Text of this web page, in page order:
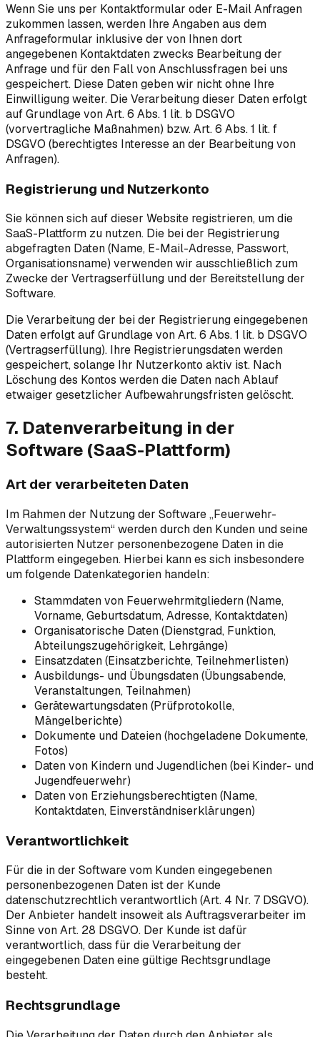
Wenn Sie uns per Kontaktformular oder E-Mail Anfragen
zukommen lassen, werden Ihre Angaben aus dem
Anfrageformular inklusive der von Ihnen dort
angegebenen Kontaktdaten zwecks Bearbeitung der
Anfrage und für den Fall von Anschlussfragen bei uns
gespeichert. Diese Daten geben wir nicht ohne Ihre
Einwilligung weiter. Die Verarbeitung dieser Daten erfolgt
auf Grundlage von Art. 6 Abs. 1 lit. b DSGVO
(vorvertragliche Maßnahmen) bzw. Art. 6 Abs. 1 lit. f
DSGVO (berechtigtes Interesse an der Bearbeitung von
Anfragen).
Registrierung und Nutzerkonto
Sie können sich auf dieser Website registrieren, um die
SaaS-Plattform zu nutzen. Die bei der Registrierung
abgefragten Daten (Name, E-Mail-Adresse, Passwort,
Organisationsname) verwenden wir ausschließlich zum
Zwecke der Vertragserfüllung und der Bereitstellung der
Software.
Die Verarbeitung der bei der Registrierung eingegebenen
Daten erfolgt auf Grundlage von Art. 6 Abs. 1 lit. b DSGVO
(Vertragserfüllung). Ihre Registrierungsdaten werden
gespeichert, solange Ihr Nutzerkonto aktiv ist. Nach
Löschung des Kontos werden die Daten nach Ablauf
etwaiger gesetzlicher Aufbewahrungsfristen gelöscht.
7. Datenverarbeitung in der
Software (SaaS-Plattform)
Art der verarbeiteten Daten
Im Rahmen der Nutzung der Software „Feuerwehr-
Verwaltungssystem“ werden durch den Kunden und seine
autorisierten Nutzer personenbezogene Daten in die
Plattform eingegeben. Hierbei kann es sich insbesondere
um folgende Datenkategorien handeln:
Stammdaten von Feuerwehrmitgliedern (Name,
Vorname, Geburtsdatum, Adresse, Kontaktdaten)
Organisatorische Daten (Dienstgrad, Funktion,
Abteilungszugehörigkeit, Lehrgänge)
Einsatzdaten (Einsatzberichte, Teilnehmerlisten)
Ausbildungs- und Übungsdaten (Übungsabende,
Veranstaltungen, Teilnahmen)
Gerätewartungsdaten (Prüfprotokolle,
Mängelberichte)
Dokumente und Dateien (hochgeladene Dokumente,
Fotos)
Daten von Kindern und Jugendlichen (bei Kinder- und
Jugendfeuerwehr)
Daten von Erziehungsberechtigten (Name,
Kontaktdaten, Einverständniserklärungen)
Verantwortlichkeit
Für die in der Software vom Kunden eingegebenen
personenbezogenen Daten ist der Kunde
datenschutzrechtlich verantwortlich (Art. 4 Nr. 7 DSGVO).
Der Anbieter handelt insoweit als Auftragsverarbeiter im
Sinne von Art. 28 DSGVO. Der Kunde ist dafür
verantwortlich, dass für die Verarbeitung der
eingegebenen Daten eine gültige Rechtsgrundlage
besteht.
Rechtsgrundlage